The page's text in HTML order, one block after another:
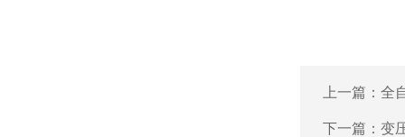
上一篇： 全
下一篇： 变